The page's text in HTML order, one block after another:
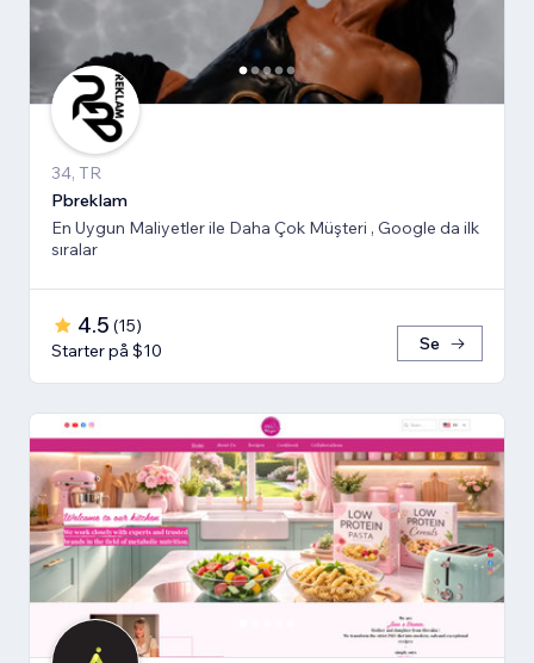
34, TR
Pbreklam
En Uygun Maliyetler ile Daha Çok Müşteri , Google da ilk
sıralar
4.5 (15)
Starter på $10
Se